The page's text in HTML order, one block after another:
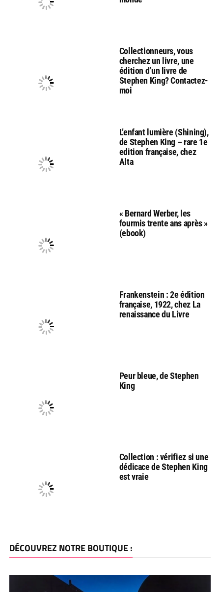
Collectionneurs, vous
cherchez un livre, une
édition d’un livre de
Stephen King? Contactez-
moi
L’enfant lumière (Shining),
de Stephen King – rare 1e
edition française, chez
Alta
« Bernard Werber, les
fourmis trente ans après »
(ebook)
Frankenstein : 2e édition
française, 1922, chez La
renaissance du Livre
Peur bleue, de Stephen
King
Collection : vérifiez si une
dédicace de Stephen King
est vraie
DÉCOUVREZ NOTRE BOUTIQUE :